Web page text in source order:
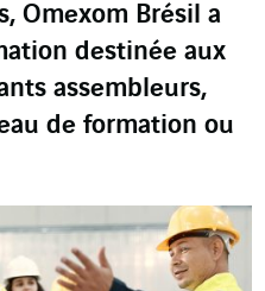
Omexom Brésil a
destinée aux
assembleurs,
de formation ou